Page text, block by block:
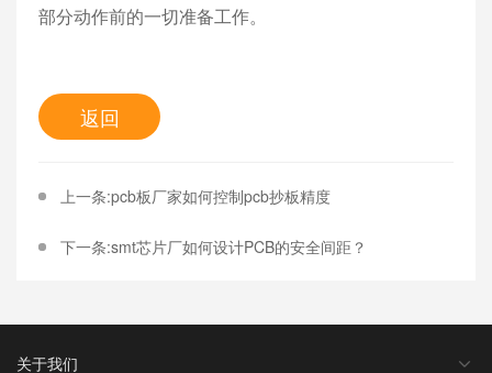
部分动作前的一切准备工作。
返回
上一条:pcb板厂家如何控制pcb抄板精度
下一条:smt芯片厂如何设计PCB的安全间距？
关于我们